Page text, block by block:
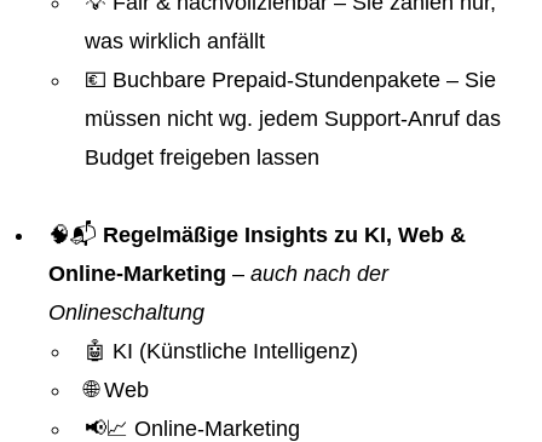
was wirklich anfällt
💶 Buchbare Prepaid-Stundenpakete – Sie
müssen nicht wg. jedem Support-Anruf das
Budget freigeben lassen
🧠📬 Regelmäßige Insights zu KI, Web &
Online-Marketing – auch nach der
Onlineschaltung
🤖 KI (Künstliche Intelligenz)
🌐 Web
📢📈 Online-Marketing